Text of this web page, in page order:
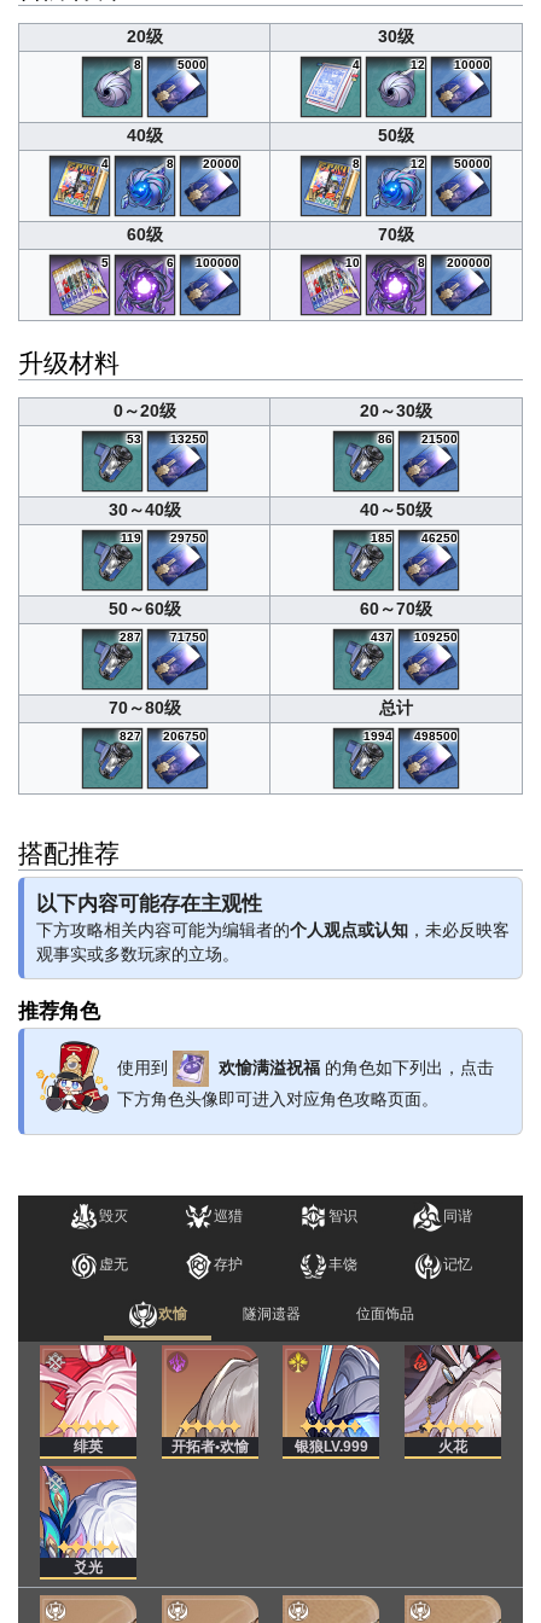
20级 30级
8 5000 4 12 10000
40级 50级
4 8 20000 8 12 50000
60级 70级
5 6 100000 10 8 200000
升级材料
0～20级 20～30级
53 13250 86 21500
30～40级 40～50级
119 29750 185 46250
50～60级 60～70级
287 71750 437 109250
70～80级 总计
827 206750 1994 498500
搭配推荐
以下内容可能存在主观性
下方攻略相关内容可能为编辑者的个人观点或认知 ，未必反映客
观事实或多数玩家的立场。
推荐角色
使用到 欢愉满溢祝福 的角色如下列出，点击
下方角色头像即可进入对应角色攻略页面。
毁灭 巡猎 智识 同谐
虚无 存护 丰饶 记忆
欢愉 隧洞遗器 位面饰品
绯英 开拓者•欢愉 银狼LV.999 火花
爻光